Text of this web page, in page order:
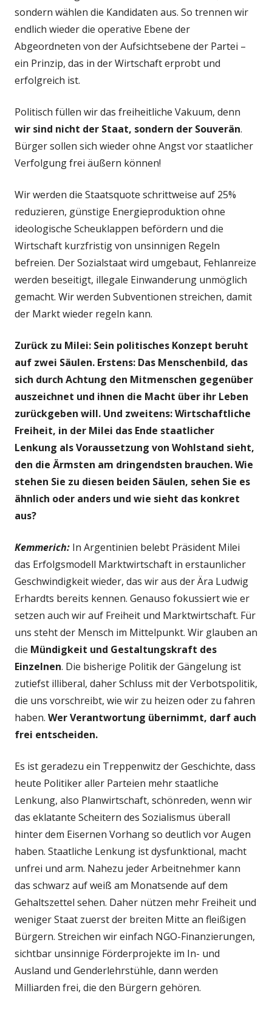
sondern wählen die Kandidaten aus. So trennen wir
endlich wieder die operative Ebene der
Abgeordneten von der Aufsichtsebene der Partei –
ein Prinzip, das in der Wirtschaft erprobt und
erfolgreich ist.
Politisch füllen wir das freiheitliche Vakuum, denn
wir sind nicht der Staat, sondern der Souverän.
Bürger sollen sich wieder ohne Angst vor staatlicher
Verfolgung frei äußern können!
Wir werden die Staatsquote schrittweise auf 25%
reduzieren, günstige Energieproduktion ohne
ideologische Scheuklappen befördern und die
Wirtschaft kurzfristig von unsinnigen Regeln
befreien. Der Sozialstaat wird umgebaut, Fehlanreize
werden beseitigt, illegale Einwanderung unmöglich
gemacht. Wir werden Subventionen streichen, damit
der Markt wieder regeln kann.
Zurück zu Milei: Sein politisches Konzept beruht
auf zwei Säulen. Erstens: Das Menschenbild, das
sich durch Achtung den Mitmenschen gegenüber
auszeichnet und ihnen die Macht über ihr Leben
zurückgeben will. Und zweitens: Wirtschaftliche
Freiheit, in der Milei das Ende staatlicher
Lenkung als Voraussetzung von Wohlstand sieht,
den die Ärmsten am dringendsten brauchen. Wie
stehen Sie zu diesen beiden Säulen, sehen Sie es
ähnlich oder anders und wie sieht das konkret
aus?
Kemmerich: In Argentinien belebt Präsident Milei
das Erfolgsmodell Marktwirtschaft in erstaunlicher
Geschwindigkeit wieder, das wir aus der Ära Ludwig
Erhardts bereits kennen. Genauso fokussiert wie er
setzen auch wir auf Freiheit und Marktwirtschaft. Für
uns steht der Mensch im Mittelpunkt. Wir glauben an
die Mündigkeit und Gestaltungskraft des
Einzelnen. Die bisherige Politik der Gängelung ist
zutiefst illiberal, daher Schluss mit der Verbotspolitik,
die uns vorschreibt, wie wir zu heizen oder zu fahren
haben. Wer Verantwortung übernimmt, darf auch
frei entscheiden.
Es ist geradezu ein Treppenwitz der Geschichte, dass
heute Politiker aller Parteien mehr staatliche
Lenkung, also Planwirtschaft, schönreden, wenn wir
das eklatante Scheitern des Sozialismus überall
hinter dem Eisernen Vorhang so deutlich vor Augen
haben. Staatliche Lenkung ist dysfunktional, macht
unfrei und arm. Nahezu jeder Arbeitnehmer kann
das schwarz auf weiß am Monatsende auf dem
Gehaltszettel sehen. Daher nützen mehr Freiheit und
weniger Staat zuerst der breiten Mitte an fleißigen
Bürgern. Streichen wir einfach NGO-Finanzierungen,
sichtbar unsinnige Förderprojekte im In- und
Ausland und Genderlehrstühle, dann werden
Milliarden frei, die den Bürgern gehören.